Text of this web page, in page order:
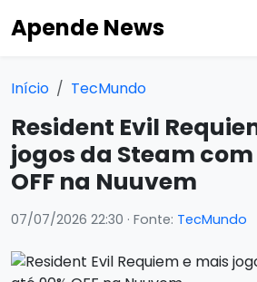
Apende News
Início TecMundo
Resident Evil
jogos da Steam com
OFF na Nuuvem
07/07/2026 22:30 · Fonte: TecMundo